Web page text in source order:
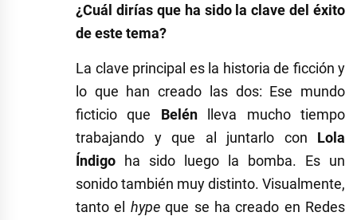
¿Cuál dirías que ha sido la clave del éxito
de este tema?
La clave principal es la historia de ficción y
lo que han creado las dos: Ese mundo
ficticio que Belénlleva mucho tiempo
trabajando y que al juntarlo con Lola
Índigo ha sido luego la bomba. Es un
sonido también muy distinto. Visualmente,
tanto el hypeque se ha creado en Redes